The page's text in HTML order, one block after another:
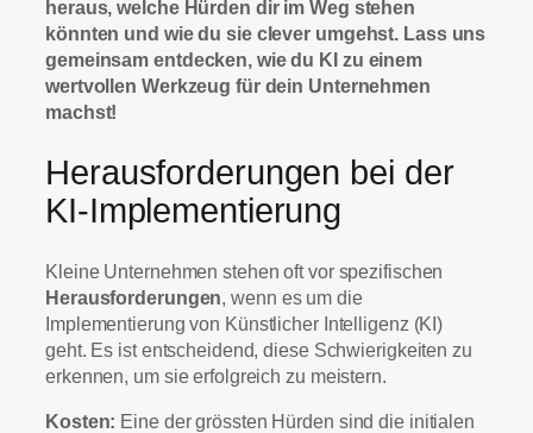
heraus, welche Hürden dir im Weg stehen
könnten und wie du sie clever umgehst. Lass uns
gemeinsam entdecken, wie du KI zu einem
wertvollen Werkzeug für dein Unternehmen
machst!
Herausforderungen bei der
KI-Implementierung
Kleine Unternehmen stehen oft vor spezifischen
Herausforderungen, wenn es um die
Implementierung von Künstlicher Intelligenz (KI)
geht. Es ist entscheidend, diese Schwierigkeiten zu
erkennen, um sie erfolgreich zu meistern.
Kosten: Eine der grössten Hürden sind die initialen